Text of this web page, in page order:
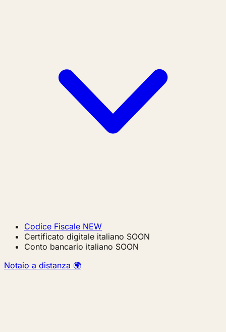
Codice Fiscale NEW
Certificato digitale italiano SOON
Conto bancario italiano SOON
Notaio a distanza 🌍